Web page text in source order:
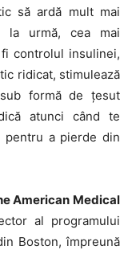
să ardă mult mai
la urmă, cea mai
controlul insulinei,
ridicat, stimulează
formă de țesut
atunci când te
pentru a pierde din
American Medical
al programului
Boston, împreună